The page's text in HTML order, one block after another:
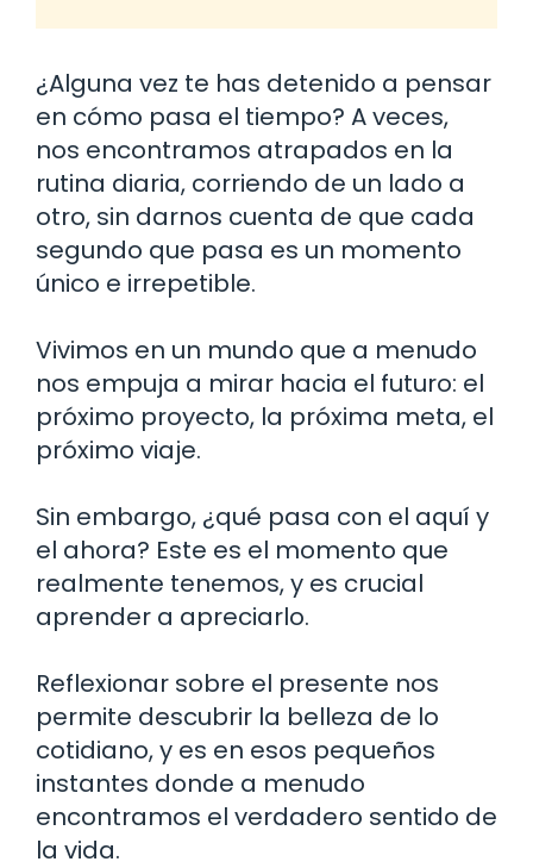
¿Alguna vez te has detenido a pensar
en cómo pasa el tiempo? A veces,
nos encontramos atrapados en la
rutina diaria, corriendo de un lado a
otro, sin darnos cuenta de que cada
segundo que pasa es un momento
único e irrepetible.
Vivimos en un mundo que a menudo
nos empuja a mirar hacia el futuro: el
próximo proyecto, la próxima meta, el
próximo viaje.
Sin embargo, ¿qué pasa con el aquí y
el ahora? Este es el momento que
realmente tenemos, y es crucial
aprender a apreciarlo.
Reflexionar sobre el presente nos
permite descubrir la belleza de lo
cotidiano, y es en esos pequeños
instantes donde a menudo
encontramos el verdadero sentido de
la vida.